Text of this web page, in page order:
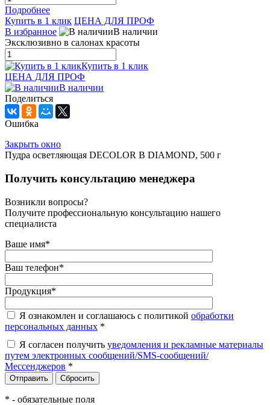
Подробнее
Купить в 1 клик ЦЕНА ДЛЯ ПРОФ
В избранное
В наличии
Эксклюзивно в салонах красоты
Купить в 1 клик
ЦЕНА ДЛЯ ПРОФ
В наличии
Поделиться
Ошибка
Закрыть окно
Пудра осветляющая DECOLOR B DIAMOND, 500 г
Получить консультацию менеджера
Возникли вопросы?
Получите профессиональную консультацию нашего
специалиста
Ваше имя*
Ваш телефон*
Продукция*
Я ознакомлен и соглашаюсь с политикой обработки
персональных данных *
Я согласен получить уведомления и рекламные материалы
путем электронных сообщений/SMS-сообщений/
Мессенджеров *
* - обязательные поля